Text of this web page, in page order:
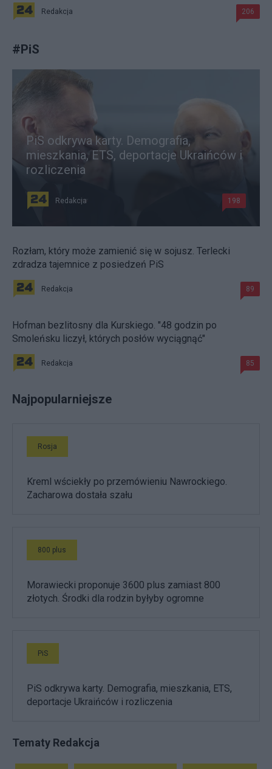
Redakcja 206
#PiS
PiS odkrywa karty. Demografia,
mieszkania, ETS, deportacje Ukraińców i
rozliczenia
Redakcja 198
Rozłam, który może zamienić się w sojusz. Terlecki
zdradza tajemnice z posiedzeń PiS
Redakcja 89
Hofman bezlitosny dla Kurskiego. "48 godzin po
Smoleńsku liczył, których posłów wyciągnąć"
Redakcja 85
Najpopularniejsze
Rosja
Kreml wściekły po przemówieniu Nawrockiego.
Zacharowa dostała szału
800 plus
Morawiecki proponuje 3600 plus zamiast 800
złotych. Środki dla rodzin byłyby ogromne
PiS
PiS odkrywa karty. Demografia, mieszkania, ETS,
deportacje Ukraińców i rozliczenia
Tematy Redakcja